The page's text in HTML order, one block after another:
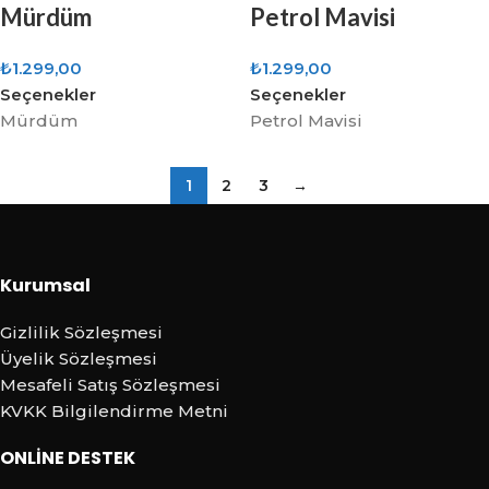
Mürdüm
₺1.299,00
Seçenekler
Mürdüm
Petrol Mavisi
₺1.299,00
Seçenekler
Petrol Mavisi
1 2 3 →
Kurumsal
Gizlilik Sözleşmesi
Üyelik Sözleşmesi
Mesafeli Satış Sözleşmesi
KVKK Bilgilendirme Metni
ONLİNE DESTEK